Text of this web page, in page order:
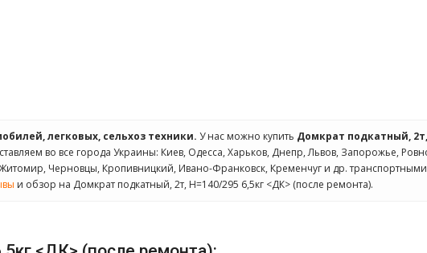
легковых, сельхоз техники. У нас можно купить Домкрат подкатный, 2т,
во все города Украины: Киев, Одесса, Харьков, Днепр, Львов, Запорожье,
Черновцы, Кропивницкий, Ивано-Франковск, Кременчуг и др.
и обзор на Домкрат подкатный, 2т, H=140/295 6,5кг <ДК> (после ремонта).